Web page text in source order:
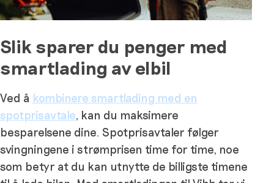
Slik sparer du penger med
smartlading av elbil
Ved å kombinere smartlading med en
spotprisavtale, kan du maksimere
besparelsene dine. Spotprisavtaler følger
svingningene i strømprisen time for time, noe
som betyr at du kan utnytte de billigste timene